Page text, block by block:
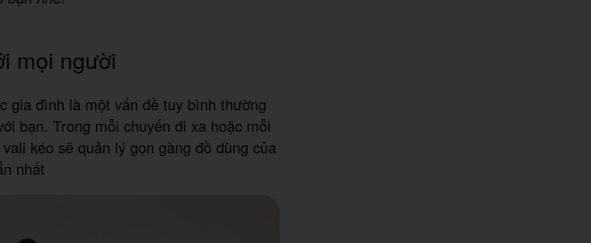
mọi người
gia đình là một vấn đề tuy bình thường
bạn. Trong mỗi chuyến đi xa hoặc mỗi
kéo sẽ quản lý gọn gàng đồ dùng của
nhất